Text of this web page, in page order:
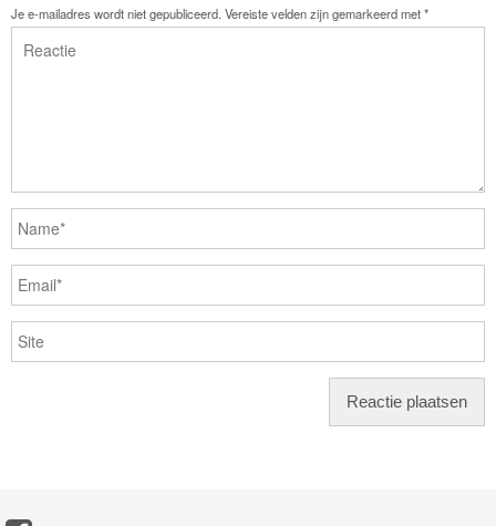
Je e-mailadres wordt niet gepubliceerd. Vereiste velden zijn gemarkeerd met*